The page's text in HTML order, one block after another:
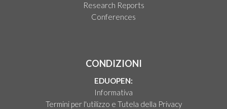
Research Reports
Conferences
CONDIZIONI
EDUOPEN:
Informativa
Termini per l'utilizzo e Tutela della Privacy